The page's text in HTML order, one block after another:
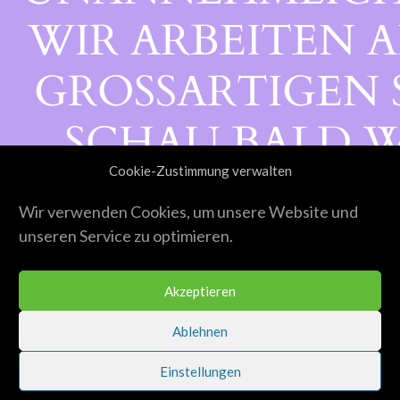
Cookie-Zustimmung verwalten
Wir verwenden Cookies, um unsere Website und
unseren Service zu optimieren.
Akzeptieren
Ablehnen
Einstellungen
WIR ARBEITEN
GROSSARTIGEN
CHAU BALD
ORBEI!